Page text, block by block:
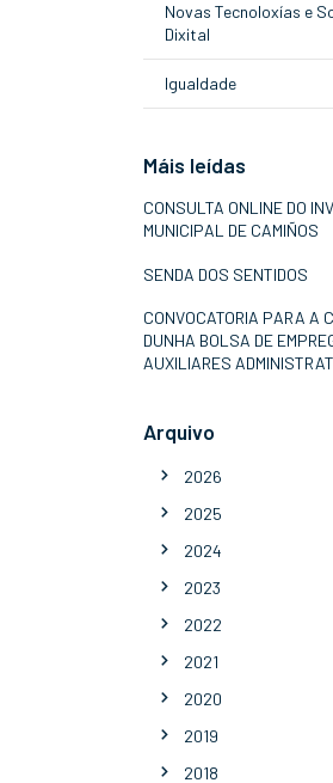
Novas Tecnoloxías e
Dixital
Igualdade
Máis leídas
CONSULTA ONLINE DO
MUNICIPAL DE CAMIÑOS
SENDA DOS SENTIDOS
CONVOCATORIA PARA A
DUNHA BOLSA DE
AUXILIARES
Arquivo
2026
2025
2024
2023
2022
2021
2020
2019
2018